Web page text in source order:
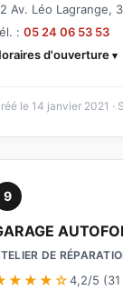
Av. Léo Lagrange,
:05 24 06 53 53
d'ouverture
le 14 janvier 2021 ·
9
DE
4,2/5 (31